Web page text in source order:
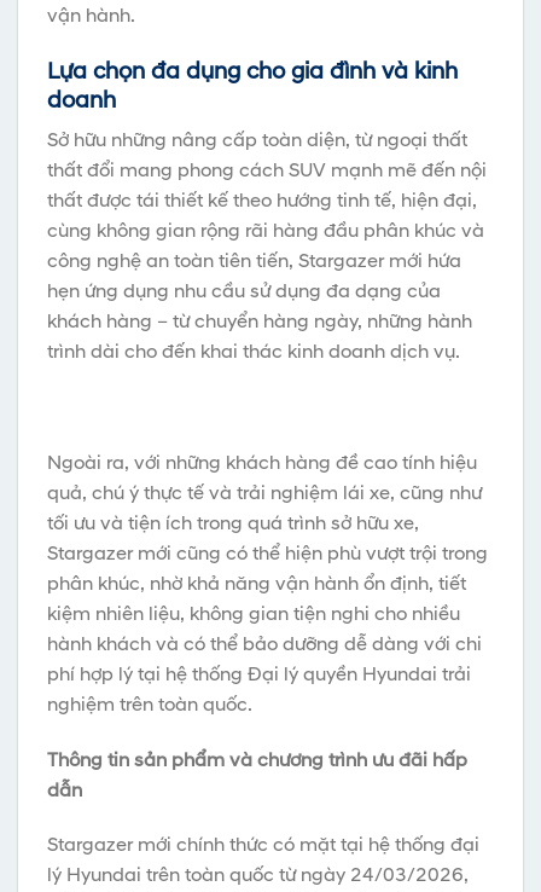
vận hành.
Lựa chọn đa dụng cho gia đình và kinh
doanh
Sở hữu những nâng cấp toàn diện, từ ngoại thất
thất đổi mang phong cách SUV mạnh mẽ đến nội
thất được tái thiết kế theo hướng tinh tế, hiện đại,
cùng không gian rộng rãi hàng đầu phân khúc và
công nghệ an toàn tiên tiến, Stargazer mới hứa
hẹn ứng dụng nhu cầu sử dụng đa dạng của
khách hàng – từ chuyển hàng ngày, những hành
trình dài cho đến khai thác kinh doanh dịch vụ.
Ngoài ra, với những khách hàng đề cao tính hiệu
quả, chú ý thực tế và trải nghiệm lái xe, cũng như
tối ưu và tiện ích trong quá trình sở hữu xe,
Stargazer mới cũng có thể hiện phù vượt trội trong
phân khúc, nhờ khả năng vận hành ổn định, tiết
kiệm nhiên liệu, không gian tiện nghi cho nhiều
hành khách và có thể bảo dưỡng dễ dàng với chi
phí hợp lý tại hệ thống Đại lý quyền Hyundai trải
nghiệm trên toàn quốc.
Thông tin sản phẩm và chương trình ưu đãi hấp
dẫn
Stargazer mới chính thức có mặt tại hệ thống đại
lý Hyundai trên toàn quốc từ ngày 24/03/2026,